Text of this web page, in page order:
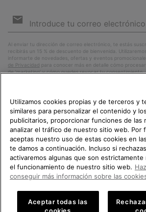
de
Al enviar tu dirección de correo electrónico, te estás
recibirás un 15 % de descuento de bienvenida.
informarte de novedades, ofertas y eventos
de Privacidad para conocer más en detalle cómo
de ’marketing’ y cómo puedes revocar tu consentimiento.
España
Política de Privacidad Condiciones De Uso
TE DAMOS LA
SOREL.
POR FAVOR,
PAÍS.
Compras en línea
Utilizamos cookies propias y de terceros y
similares para personalizar el contenido y
publicitarios, proporcionar funciones de las
analizar el tráfico de nuestro sitio web. Por
aceptas nuestro uso de estas cookies en
te damos a continuación. Incluso si
activaremos algunas que son estrictamente
el funcionamiento de nuestro sitio web.
conseguir más información sobre las
Aceptar todas las